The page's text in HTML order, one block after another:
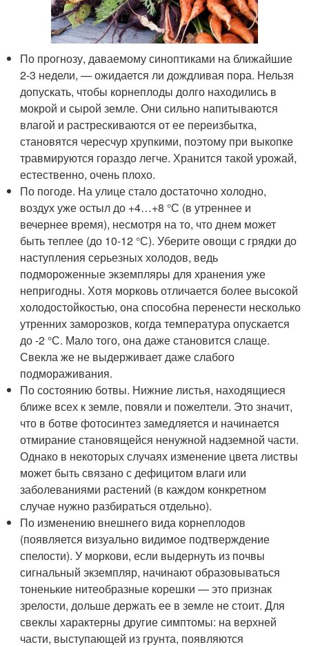
По прогнозу, даваемому синоптиками на ближайшие
2-3 недели, — ожидается ли дождливая пора. Нельзя
допускать, чтобы корнеплоды долго находились в
мокрой и сырой земле. Они сильно напитываются
влагой и растрескиваются от ее переизбытка,
становятся чересчур хрупкими, поэтому при выкопке
травмируются гораздо легче. Хранится такой урожай,
естественно, очень плохо.
По погоде. На улице стало достаточно холодно,
воздух уже остыл до +4…+8 °С (в утреннее и
вечернее время), несмотря на то, что днем может
быть теплее (до 10-12 °С). Уберите овощи с грядки до
наступления серьезных холодов, ведь
подмороженные экземпляры для хранения уже
непригодны. Хотя морковь отличается более высокой
холодостойкостью, она способна перенести несколько
утренних заморозков, когда температура опускается
до -2 °С. Мало того, она даже становится слаще.
Свекла же не выдерживает даже слабого
подмораживания.
По состоянию ботвы. Нижние листья, находящиеся
ближе всех к земле, повяли и пожелтели. Это значит,
что в ботве фотосинтез замедляется и начинается
отмирание становящейся ненужной надземной части.
Однако в некоторых случаях изменение цвета листвы
может быть связано с дефицитом влаги или
заболеваниями растений (в каждом конкретном
случае нужно разбираться отдельно).
По изменению внешнего вида корнеплодов
(появляется визуально видимое подтверждение
спелости). У моркови, если выдернуть из почвы
сигнальный экземпляр, начинают образовываться
тоненькие нитеобразные корешки — это признак
зрелости, дольше держать ее в земле не стоит. Для
свеклы характерны другие симптомы: на верхней
части, выступающей из грунта, появляются